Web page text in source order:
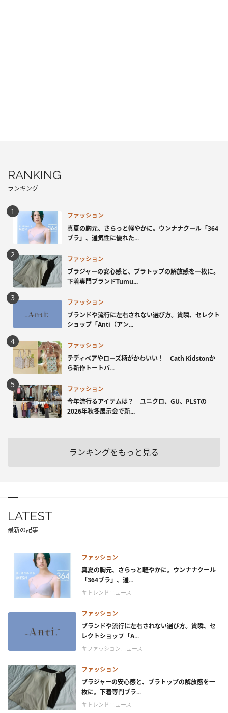
RANKING
ランキング
ファッション
真夏の胸元、さらっと軽やかに。ウンナナクール「364
ブラ」、通気性に優れた...
ファッション
ブラジャーの安心感と、ブラトップの解放感を一枚に。
下着専門ブランドTumu...
ファッション
ブランドや流行に左右されない選び方。貴瞬、セレクト
ショップ「Anti（アン...
ファッション
テディベアやローズ柄がかわいい！ Cath Kidstonか
ら新作トートバ...
ファッション
今年流行るアイテムは？ ユニクロ、GU、PLSTの
2026年秋冬展示会で新...
ランキングをもっと見る
LATEST
最新の記事
ファッション
真夏の胸元、さらっと軽やかに。ウンナナクール
「364ブラ」、通...
＃トレンドニュース
ファッション
ブランドや流行に左右されない選び方。貴瞬、セ
レクトショップ「A...
＃ファッションニュース
ファッション
ブラジャーの安心感と、ブラトップの解放感を一
枚に。下着専門ブラ...
＃トレンドニュース